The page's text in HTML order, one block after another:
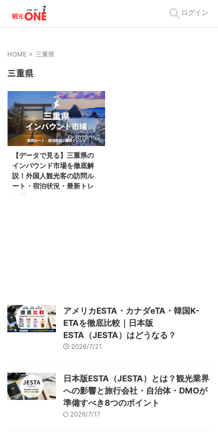
ログイン
HOME > 三重県
三重県
2025/11/2
【データで見る】三重県の
インバウンド市場を徹底解
説！外国人観光客の訪問ル
ート・宿泊状況・最新トレ
ンド
を訪れる外国人観光客 国籍別割
合 ※クリックで拡大できます 三
重県を訪れる外国人観光客 消費
額の割合 ※クリックで拡大できま
す 外国人の行動ルート・特徴ほ
アメリカESTA・カナダeTA・韓国K-
ETAを徹底比較｜日本版
ESTA（JESTA）はどうなる？
2026/7/21
日本版ESTA（JESTA）とは？観光業界
への影響と旅行会社・自治体・DMOが
準備すべき8つのポイント
2026/7/17